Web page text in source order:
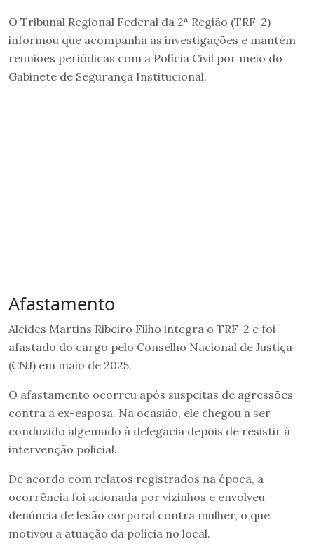
O Tribunal Regional Federal da 2ª Região (TRF-2)
informou que acompanha as investigações e mantém
reuniões periódicas com a Polícia Civil por meio do
Gabinete de Segurança Institucional.
Afastamento
Alcides Martins Ribeiro Filho integra o TRF-2 e foi
afastado do cargo pelo Conselho Nacional de Justiça
(CNJ) em maio de 2025.
O afastamento ocorreu após suspeitas de agressões
contra a ex-esposa. Na ocasião, ele chegou a ser
conduzido algemado à delegacia depois de resistir à
intervenção policial.
De acordo com relatos registrados na época, a
ocorrência foi acionada por vizinhos e envolveu
denúncia de lesão corporal contra mulher, o que
motivou a atuação da polícia no local.